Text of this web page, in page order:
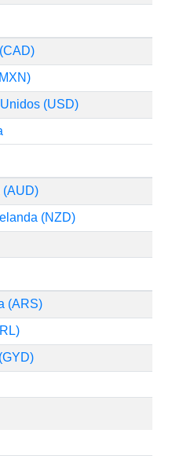
(USD)
(AUD)
(NZD)
(ARS)